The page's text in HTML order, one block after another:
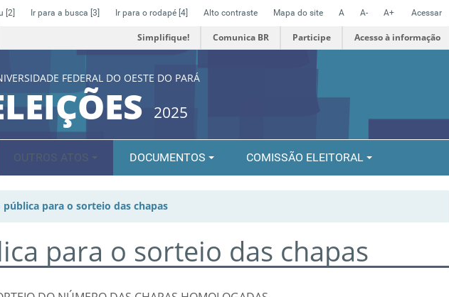
[2] Ir para a busca [3] Ir para o rodapé [4] Alto contraste Mapa do site A A- A+ Acessar
Simplifique! Comunica BR Participe Acesso à informação
FEDERAL DO OESTE DO PARÁ
2025
DOCUMENTOS COMISSÃO ELEITORAL
pública para o sorteio das chapas
para o sorteio das chapas